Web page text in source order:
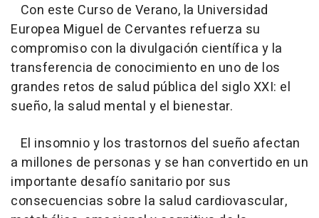
Con este Curso de Verano, la Universidad
Europea Miguel de Cervantes refuerza su
compromiso con la divulgación científica y la
transferencia de conocimiento en uno de los
grandes retos de salud pública del siglo XXI: el
sueño, la salud mental y el bienestar.
El insomnio y los trastornos del sueño afectan
a millones de personas y se han convertido en un
importante desafío sanitario por sus
consecuencias sobre la salud cardiovascular,